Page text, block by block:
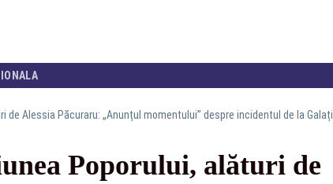
de Alessia Păcuraru: „Anunțul momentului” despre incidentul de la Galați
Poporului, alături de